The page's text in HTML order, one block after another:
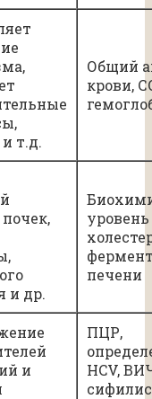
т.д.
Общий
крови,
и др.
уровень
печени
и
ПЦР,
HCV,